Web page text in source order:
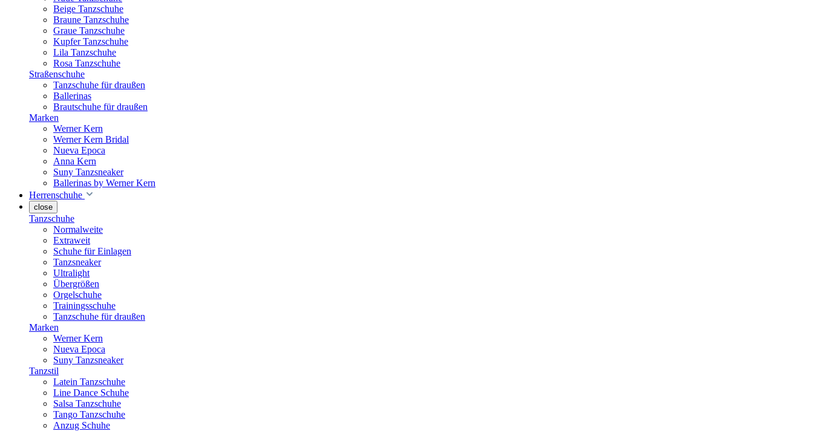
Beige Tanzschuhe
Braune Tanzschuhe
Graue Tanzschuhe
Kupfer Tanzschuhe
Lila Tanzschuhe
Rosa Tanzschuhe
Straßenschuhe
Tanzschuhe für draußen
Ballerinas
Brautschuhe für draußen
Marken
Werner Kern
Werner Kern Bridal
Nueva Epoca
Anna Kern
Suny Tanzsneaker
Ballerinas by Werner Kern
Herrenschuhe
close
Tanzschuhe
Normalweite
Extraweit
Schuhe für Einlagen
Tanzsneaker
Ultralight
Übergrößen
Orgelschuhe
Trainingsschuhe
Tanzschuhe für draußen
Marken
Werner Kern
Nueva Epoca
Suny Tanzsneaker
Tanzstil
Latein Tanzschuhe
Line Dance Schuhe
Salsa Tanzschuhe
Tango Tanzschuhe
Anzug Schuhe